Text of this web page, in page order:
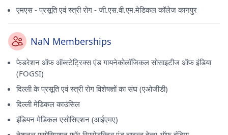
एमएस - प्रसूति एवं स्त्री रोग - जी.एस.वी.एम.मेडिकल कॉलेज कानपुर
NaN Memberships
फेडरेशन ऑफ ऑब्स्टेट्रिक्स एंड गायनेकोलॉजिकल सोसाइटीज ऑफ इंडिया
(FOGSI)
दिल्ली के प्रसूति एवं स्त्री रोग विशेषज्ञों का संघ (एओजीडी)
दिल्ली मेडिकल काउंसिल
इंडियन मेडिकल एसोसिएशन (आईएमए)